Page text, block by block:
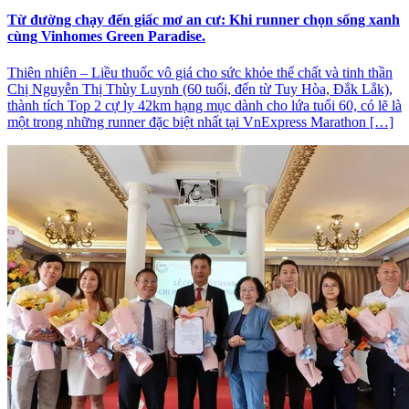
Từ đường chạy đến giấc mơ an cư: Khi runner chọn sống xanh
cùng Vinhomes Green Paradise.
Thiên nhiên – Liều thuốc vô giá cho sức khỏe thể chất và tinh thần
Chị Nguyễn Thị Thùy Luynh (60 tuổi, đến từ Tuy Hòa, Đắk Lắk),
thành tích Top 2 cự ly 42km hạng mục dành cho lứa tuổi 60, có lẽ là
một trong những runner đặc biệt nhất tại VnExpress Marathon […]